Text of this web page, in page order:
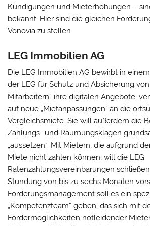
Kündigungen und Mieterhöhungen –
bekannt. Hier sind die gleichen
Vonovia zu stellen.
LEG Immobilien AG
Die LEG Immobilien AG bewirbt in
der LEG für Schutz und Absicherung
Mitarbeitern“ ihre digitalen Angebote,
auf neue „Mietanpassungen“ an die
Vergleichsmiete. Sie will außerdem die
Zahlungs- und Räumungsklagen
„aussetzen“. Mit Mietern, die aufgrund
Miete nicht zahlen können, will die LEG
Ratenzahlungsvereinbarungen
Stundung von bis zu sechs Monaten
Forderungsmanagement soll es ein
„Kompetenzteam“ geben, das sich mit
Fördermöglichkeiten notleidender